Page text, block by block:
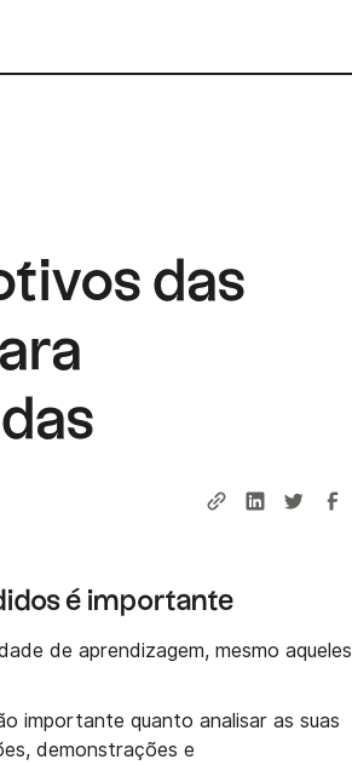
das
é importante
de aprendizagem, mesmo aqueles
importante quanto analisar as suas
demonstrações e